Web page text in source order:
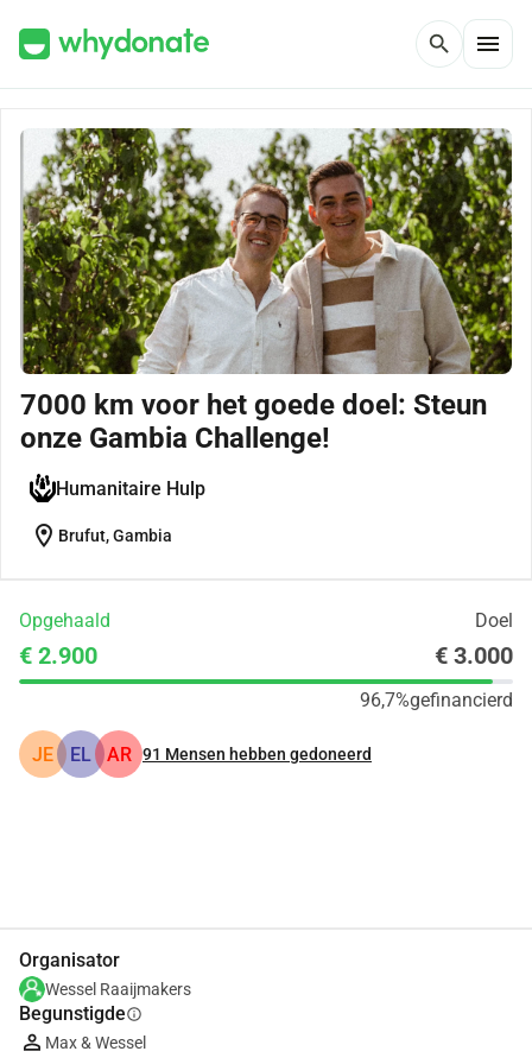
search menu
7000 km voor het goede doel: Steun
onze Gambia Challenge!
Humanitaire Hulp
location_on Brufut, Gambia
Opgehaald Doel
€ 2.900 € 3.000
96,7%gefinancierd
JE EL AR 91 Mensen hebben gedoneerd
Organisator
Wessel Raaijmakers
Begunstigdeinfo
Max & Wessel